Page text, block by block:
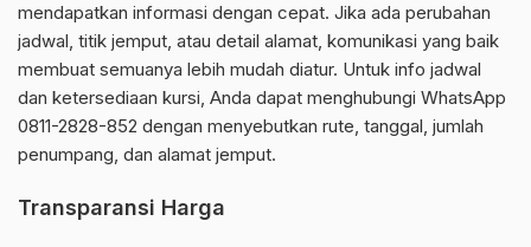
mendapatkan informasi dengan cepat. Jika ada perubahan
jadwal, titik jemput, atau detail alamat, komunikasi yang baik
membuat semuanya lebih mudah diatur. Untuk info jadwal
dan ketersediaan kursi, Anda dapat menghubungi WhatsApp
0811-2828-852 dengan menyebutkan rute, tanggal, jumlah
penumpang, dan alamat jemput.
Transparansi Harga